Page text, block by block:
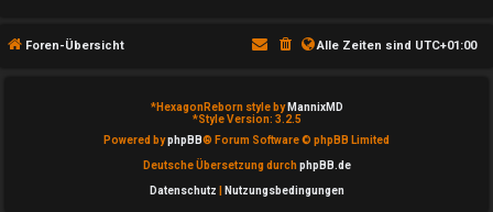
Foren-Übersicht Alle Zeiten sind UTC+01:00
*HexagonReborn style by MannixMD
*Style Version: 3.2.5
Powered byphpBB® Forum Software © phpBB Limited
Deutsche Übersetzung durch phpBB.de
Datenschutz Nutzungsbedingungen